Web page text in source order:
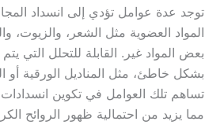
توجد عدة عوامل تؤدي إلى انسداد
المواد العضوية مثل الشعر، والزيوت،
بعض المواد غير. القابلة للتحلل التي
بشكل خاطئ، مثل المناديل الورقية أو
تساهم تلك العوامل في تكوين انسدادات
مما يزيد من احتمالية ظهور الروائح